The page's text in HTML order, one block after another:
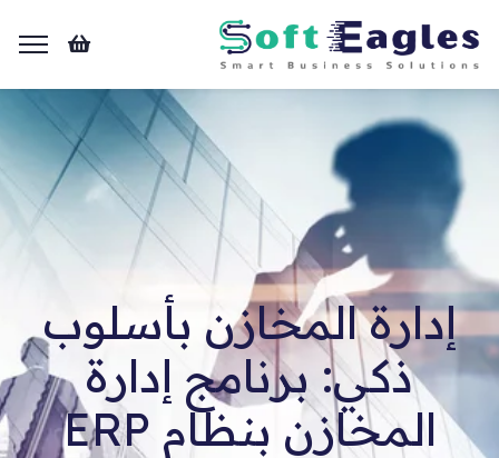
إدارة المخازن بأسلوب
ذكي: برنامج إدارة
المخازن بنظام ERP